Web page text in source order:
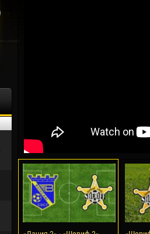
30 January
Dhoraso Moreo KLAS
24 February
Vladislav COSTIN
02 March
Veaceslav COZMA
09 March
04
13
15
24